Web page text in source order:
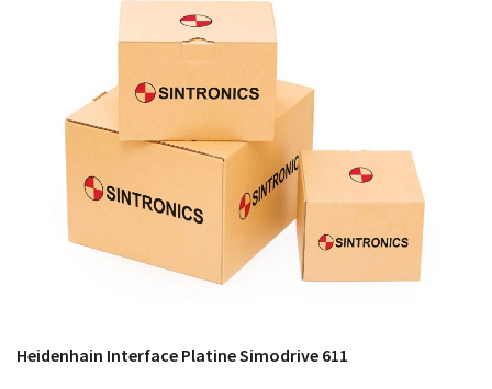
möglich. SINTRONICS ist dann ihr Partner, der
entweder die alten Baugruppen technisch hochwertig
repariert oder ihnen die abgekündigten Baugruppen
aus dem eigenen Lager ersetzt.
Heidenhain Interface Platine Simodrive 611